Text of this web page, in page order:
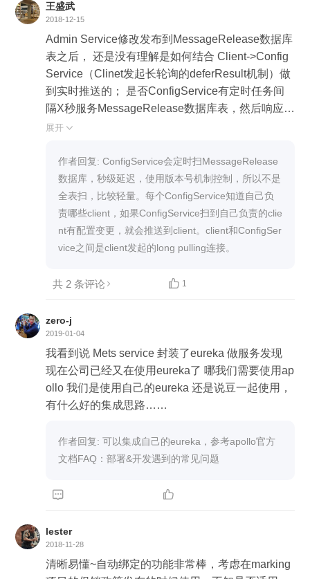
并注入到 Java 对象的 List 或自定义对象字段中。 该
方案通过极简的注解配置，实现了配置与代码的解耦、
多命名空间的优先级控制以及配置变更的实时生效，显
著降低了分布式系统配置管理的复杂度。
王盛武
2018-12-15
Admin Service修改发布到MessageRelease数据库
表之后， 还是没有理解是如何结合 Client->Config
Service（Clinet发起长轮询的deferResult机制）做
到实时推送的； 是否ConfigService有定时任务间
隔X秒服务MessageRelease数据库表，然后响应 C
lient->ConfigService的请求？
展开 
作者回复: ConfigService会定时扫MessageRelease
数据库，秒级延迟，使用版本号机制控制，所以不是
全表扫，比较轻量。每个ConfigService知道自己负
责哪些client，如果ConfigService扫到自己负责的clie
nt有配置变更，就会推送到client。client和ConfigSer
vice之间是client发起的long pulling连接。
共 2 条评论  1
zero-j
2019-01-04
我看到说 Mets service 封装了eureka 做服务发现
现在公司已经又在使用eureka了 哪我们需要使用ap
ollo 我们是使用自己的eureka 还是说豆一起使用，
有什么好的集成思路……
作者回复: 可以集成自己的eureka，参考apollo官方
文档FAQ：部署&开发遇到的常见问题
 
lester
2018-11-28
清晰易懂~自动绑定的功能非常棒，考虑在marking